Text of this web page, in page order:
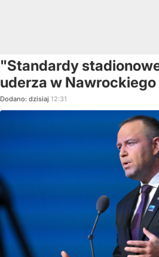
"Standardy
uderza w
Dodano: dzisiaj 12:31